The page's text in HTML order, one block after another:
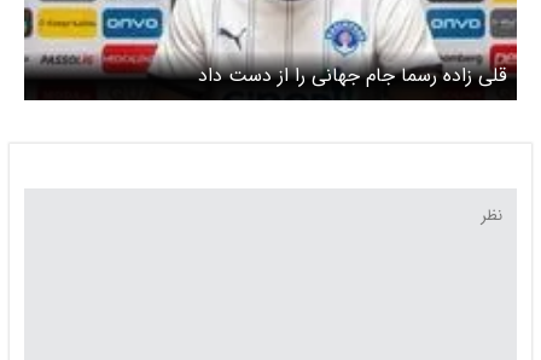
قلی زاده رسما جام جهانی را از دست داد